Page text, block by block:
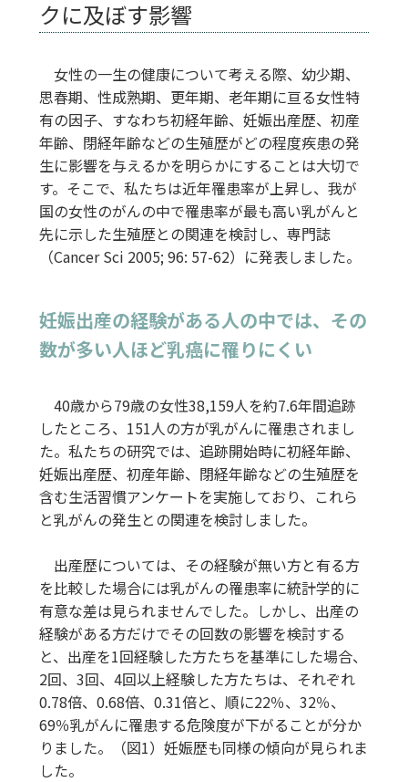
クに及ぼす影響
女性の一生の健康について考える際、幼少期、
思春期、性成熟期、更年期、老年期に亘る女性特
有の因子、すなわち初経年齢、妊娠出産歴、初産
年齢、閉経年齢などの生殖歴がどの程度疾患の発
生に影響を与えるかを明らかにすることは大切で
す。そこで、私たちは近年罹患率が上昇し、我が
国の女性のがんの中で罹患率が最も高い乳がんと
先に示した生殖歴との関連を検討し、専門誌
（Cancer Sci 2005; 96: 57-62）に発表しました。
妊娠出産の経験がある人の中では、その
数が多い人ほど乳癌に罹りにくい
40歳から79歳の女性38,159人を約7.6年間追跡
したところ、151人の方が乳がんに罹患されまし
た。私たちの研究では、追跡開始時に初経年齢、
妊娠出産歴、初産年齢、閉経年齢などの生殖歴を
含む生活習慣アンケートを実施しており、これら
と乳がんの発生との関連を検討しました。
出産歴については、その経験が無い方と有る方
を比較した場合には乳がんの罹患率に統計学的に
有意な差は見られませんでした。しかし、出産の
経験がある方だけでその回数の影響を検討する
と、出産を1回経験した方たちを基準にした場合、
2回、3回、4回以上経験した方たちは、それぞれ
0.78倍、0.68倍、0.31倍と、順に22％、32％、
69％乳がんに罹患する危険度が下がることが分か
りました。（図1）妊娠歴も同様の傾向が見られま
した。